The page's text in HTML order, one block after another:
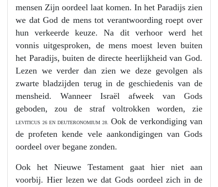
mensen Zijn oordeel laat komen. In het Paradijs zien
we dat God de mens tot verantwoording roept over
hun verkeerde keuze. Na dit verhoor werd het
vonnis uitgesproken, de mens moest leven buiten
het Paradijs, buiten de directe heerlijkheid van God.
Lezen we verder dan zien we deze gevolgen als
zwarte bladzijden terug in de geschiedenis van de
mensheid. Wanneer Israël afweek van Gods
geboden, zou de straf voltrokken worden, zie
LEVITICUS 26 EN DEUTERONOMIUM 28.
Ook de verkondiging van
de profeten kende vele aankondigingen van Gods
oordeel over begane zonden.
Ook het Nieuwe Testament gaat hier niet aan
voorbij. Hier lezen we dat Gods oordeel zich in de